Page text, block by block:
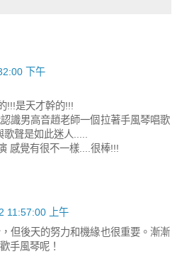
下午
!!!是天才幹的!!!
識男高音趙老師一個拉著手風琴唱歌
聲是如此迷人.....
感覺有很不一樣....很棒!!!
11:57:00 上午
但後天的努力和機緣也很重要。漸漸
手風琴呢！